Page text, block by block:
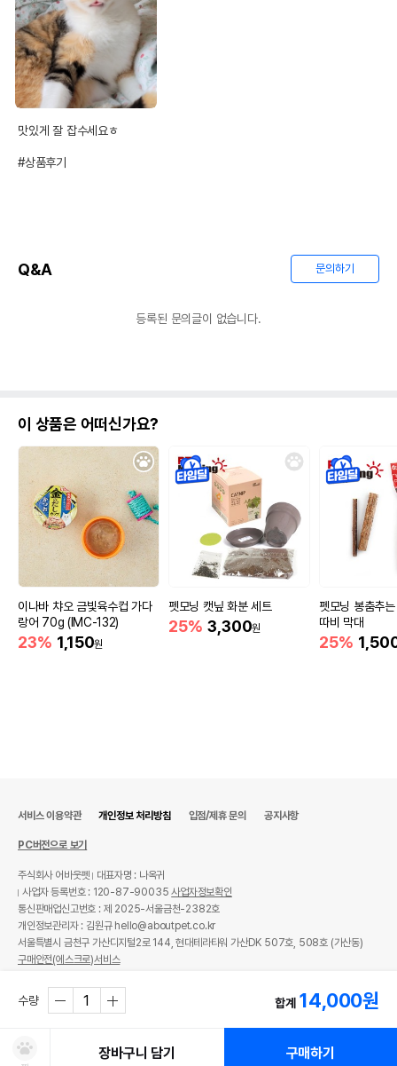
맛있게 잘 잡수세요ㅎ
#상품후기
Q&A 문의하기
등록된 문의글이 없습니다.
이 상품은 어떠신가요?
이나바 챠오 금빛육수컵 가다
랑어 70g (IMC-132)
23% 1,150원
펫모닝 캣닢 화분 세트
25% 3,300원
펫모닝 봉춤추
따비 막대
25%
수량 합계 14,000원
장바구니 담기 구매하기
서비스 이용약관 개인정보 처리방침 입점/제휴 문의 공지사항
PC버전으로 보기
주식회사 어바웃펫
대표자명 : 나옥귀
사업자 등록번호 : 120-87-90035사업자정보확인
통신판매업신고번호 : 제 2025-서울금천-2382호
개인정보관리자 : 김원규 hello@aboutpet.co.kr
서울특별시 금천구 가산디지털2로 144, 현대테라타워 가산DK 507호, 508호 (가산동)
구매안전(에스크로)서비스